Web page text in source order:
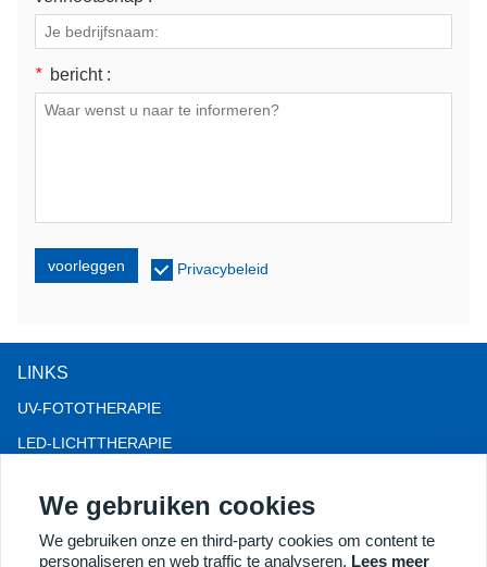
* bericht :
voorleggen Privacybeleid
LINKS
UV-FOTOTHERAPIE
LED-LICHTTHERAPIE
COLPOSCOOP
MEER PRODUCTEN
We gebruiken cookies
We gebruiken onze en third-party cookies om content te
personaliseren en web traffic te analyseren. Lees meer